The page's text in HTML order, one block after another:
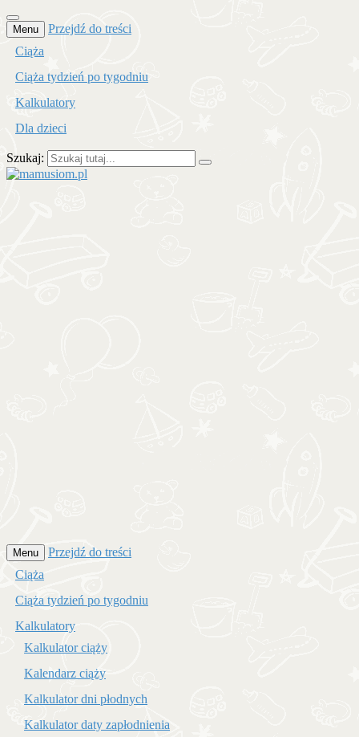
Menu
Przejdź do treści
Ciąża
Ciąża tydzień po tygodniu
Kalkulatory
Dla dzieci
Szukaj:
Menu
Przejdź do treści
Ciąża
Ciąża tydzień po tygodniu
Kalkulatory
Kalkulator ciąży
Kalendarz ciąży
Kalkulator dni płodnych
Kalkulator daty zapłodnienia